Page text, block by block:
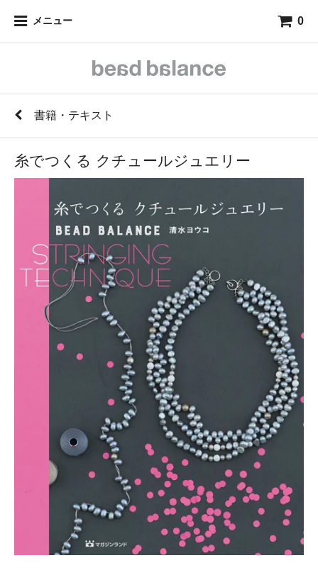
メニュー 0
書籍・テキスト
糸でつくる クチュールジュエリー